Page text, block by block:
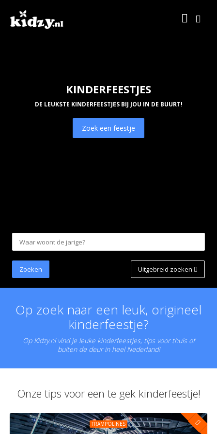
KINDERFEESTJES
DE LEUKSTE KINDERFEESTJES BIJ JOU IN DE BUURT!
Zoek een feestje
Uitgebreid zoeken
Op zoek naar een leuk, origineel
kinderfeestje?
Op Kidzy.nl vind je leuke kinderfeestjes, tips voor thuis of
buiten de deur in heel Nederland!
Onze tips voor een te gek kinderfeestje!
TRAMPOLINES